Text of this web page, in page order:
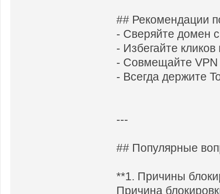
## Рекомендации
- Сверяйте домен
- Избегайте
- Совмещайте VPN
- Всегда держите
---
## Популярные
**1. Причины
Причина